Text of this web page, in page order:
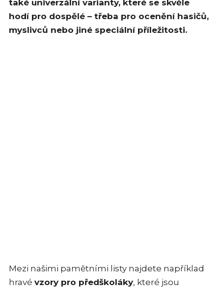
také univerzální varianty, které se skvěle
hodí pro dospělé – třeba pro ocenění hasičů,
myslivců nebo jiné speciální příležitosti.
Mezi našimi pamětními listy najdete například
hravé vzory pro předškoláky, které jsou